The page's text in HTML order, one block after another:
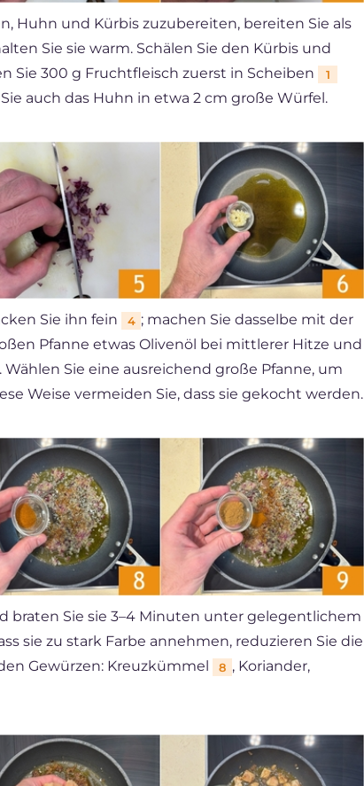
Huhn und Kürbis zuzubereiten, bereiten Sie als
Sie sie warm. Schälen Sie den Kürbis und
Sie 300 g Fruchtfleisch zuerst in Scheiben
1
auch das Huhn in etwa 2 cm große Würfel.
Sie ihn fein 4 ; machen Sie dasselbe mit der
Pfanne etwas Olivenöl bei mittlerer Hitze und
. Wählen Sie eine ausreichend große Pfanne, um
Weise vermeiden Sie, dass sie gekocht werden.
braten Sie sie 3–4 Minuten unter gelegentlichem
sie zu stark Farbe annehmen, reduzieren Sie die
Gewürzen: Kreuzkümmel
8 , Koriander,